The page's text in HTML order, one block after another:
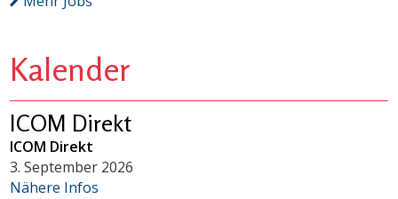
Kalender
ICOM Direkt
ICOM Direkt
3. September 2026
Nähere Infos